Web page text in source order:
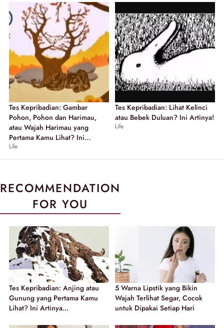
Tes Kepribadian: Gambar
Pohon, Pohon dan Harimau,
atau Wajah Harimau yang
Pertama Kamu Lihat? Ini
Artinya!
Life
Tes Kepribadian: Lihat Kelinci
atau Bebek Duluan? Ini Artinya!
Life
RECOMMENDATION
FOR YOU
Tes Kepribadian: Anjing atau
Gunung yang Pertama Kamu
Lihat? Ini Artinya...
5 Warna Lipstik yang Bikin
Wajah Terlihat Segar, Cocok
untuk Dipakai Setiap Hari